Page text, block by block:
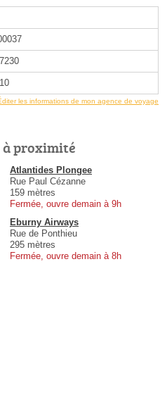
les informations de mon agence de voyage
à proximité
Atlantides Plongee
Rue Paul Cézanne
159 mètres
Fermée, ouvre demain à 9h
Eburny Airways
Rue de Ponthieu
295 mètres
Fermée, ouvre demain à 8h